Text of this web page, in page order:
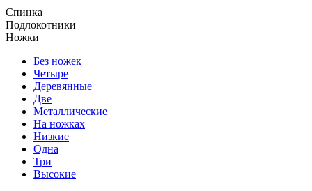
Спинка
Подлокотники
Ножки
Без ножек
Четыре
Деревянные
Две
Металлические
На ножках
Низкие
Одна
Три
Высокие